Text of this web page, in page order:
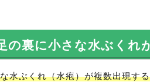
の裏に小さな水ぶくれ
水ぶくれ（水疱）が複数出現す